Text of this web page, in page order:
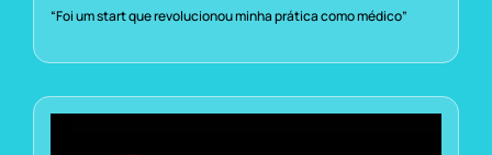
“Foi um start que revolucionou minha prática como médico”